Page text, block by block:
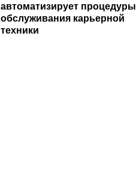
автоматизирует процедуры
обслуживания карьерной
техники